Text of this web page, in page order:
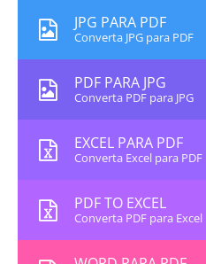
JPG PARA PDF
Converta JPG para PDF
PDF PARA JPG
Converta PDF para JPG
EXCEL PARA PDF
Converta Excel para PDF
PDF TO EXCEL
Converta PDF para Excel